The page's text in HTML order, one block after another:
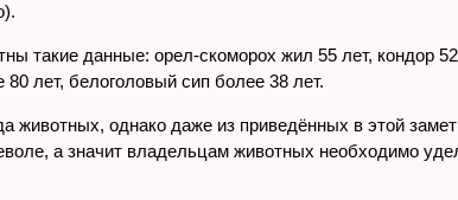
такие данные: орел-скоморох жил 55 лет, кондор
лет, белоголовый сип более 38 лет.
животных, однако даже из приведённых в этой
а значит владельцам животных необходимо